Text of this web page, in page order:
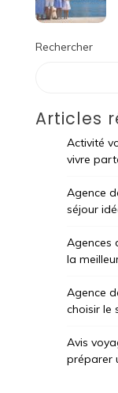
Rechercher
Articles
Activité
vivre
Agence
séjour
Agences
la
Agence
choisir le
Avis
préparer